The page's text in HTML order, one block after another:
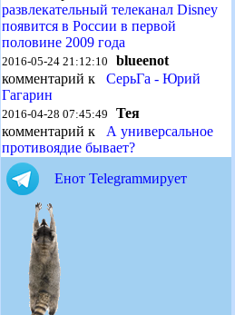
развлекательный телеканал Disney
появится в России в первой
половине 2009 года
2016-05-24 21:12:10 blueenot
комментарий к СерьГа - Юрий
Гагарин
2016-04-28 07:45:49 Тея
комментарий к А универсальное
противоядие бывает?
Енот Telegramмирует